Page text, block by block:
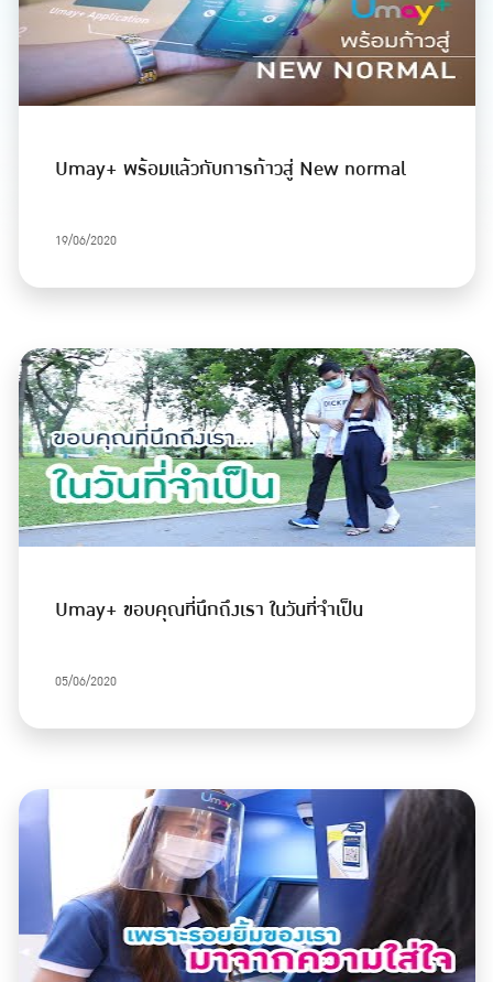
Umay+ พร้อมแล้วกับการก้าวสู่ New normal
19/06/2020
Umay+ ขอบคุณที่นึกถึงเรา ในวันที่จำเป็น
05/06/2020